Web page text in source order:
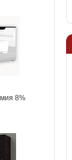
8%